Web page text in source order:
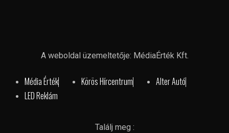
A weboldal üzemeltetője: MédiaÉrték Kft.
Média Érték Körös Hírcentrum
Alter Autó
LED Reklám
Találj meg :